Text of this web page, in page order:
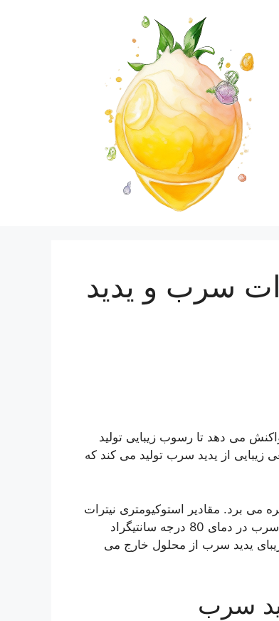
سرب و یدید
می دهد تا رسوب زیبایی تولید
از یدید سرب تولید می کند که
می برد. مقادیر استوکیومتری نیترات
سرب و یدید پتاسیم با آب کافی برای حل کردن تمام رسوبات یدید سرب در دمای 80 درجه سانتیگراد
یدید سرب از محلول خارج می
سرب